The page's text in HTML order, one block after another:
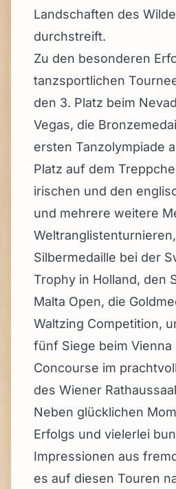
Landschaften des
durchstreift.
Zu den besonderen
tanzsportlichen
den 3. Platz beim
Vegas, die
ersten Tanzolympiade
Platz auf dem
irischen und den
und mehrere weitere
Silbermedaille bei der
Trophy in Holland, den
Malta Open, die
Waltzing Competition,
fünf Siege beim Vienna
Concourse im
des Wiener
Neben glücklichen
Erfolgs und vielerlei
Impressionen aus
es auf diesen Touren